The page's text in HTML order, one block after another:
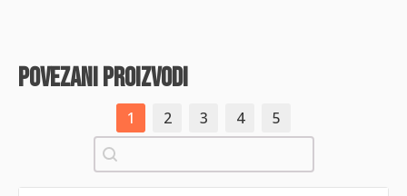
povezani proizvodi
1 2 3 4
5
Pretraži